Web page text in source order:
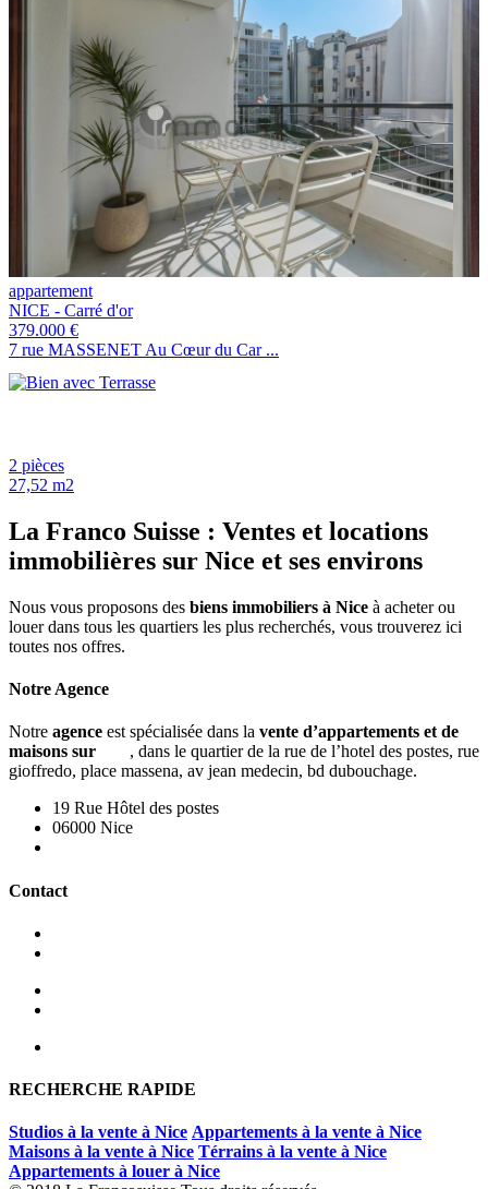
appartement
NICE - Carré d'or
379.000 €
7 rue MASSENET Au Cœur du Car ...
2 pièces
27,52 m2
La Franco Suisse : Ventes et locations
immobilières sur Nice et ses environs
Nous vous proposons des biens immobiliers à Nice à acheter ou
louer dans tous les quartiers les plus recherchés, vous trouverez ici
toutes nos offres.
Notre Agence
Notre agence est spécialisée dans la vente d’appartements et de
maisons sur
, dans le quartier de la rue de l’hotel des postes, rue
gioffredo, place massena, av jean medecin, bd dubouchage.
19 Rue Hôtel des postes
06000 Nice
Contact
RECHERCHE RAPIDE
Studios à la vente à Nice Appartements à la vente à Nice
Maisons à la vente à Nice Térrains à la vente à Nice
Appartements à louer à Nice